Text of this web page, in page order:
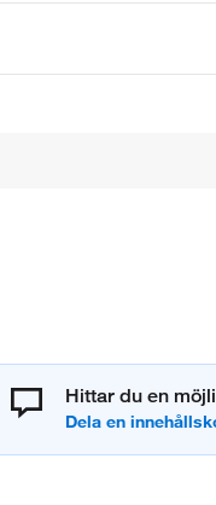
Hittar du en